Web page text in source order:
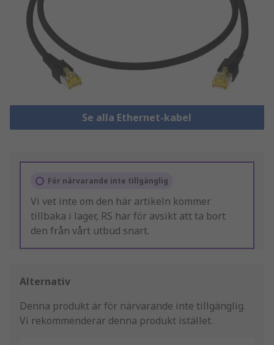
Se alla Ethernet-kabel
För närvarande inte tillgänglig
Vi vet inte om den här artikeln kommer
tillbaka i lager, RS har för avsikt att ta bort
den från vårt utbud snart.
Alternativ
Denna produkt är för närvarande inte tillgänglig.
Vi rekommenderar denna produkt istället.